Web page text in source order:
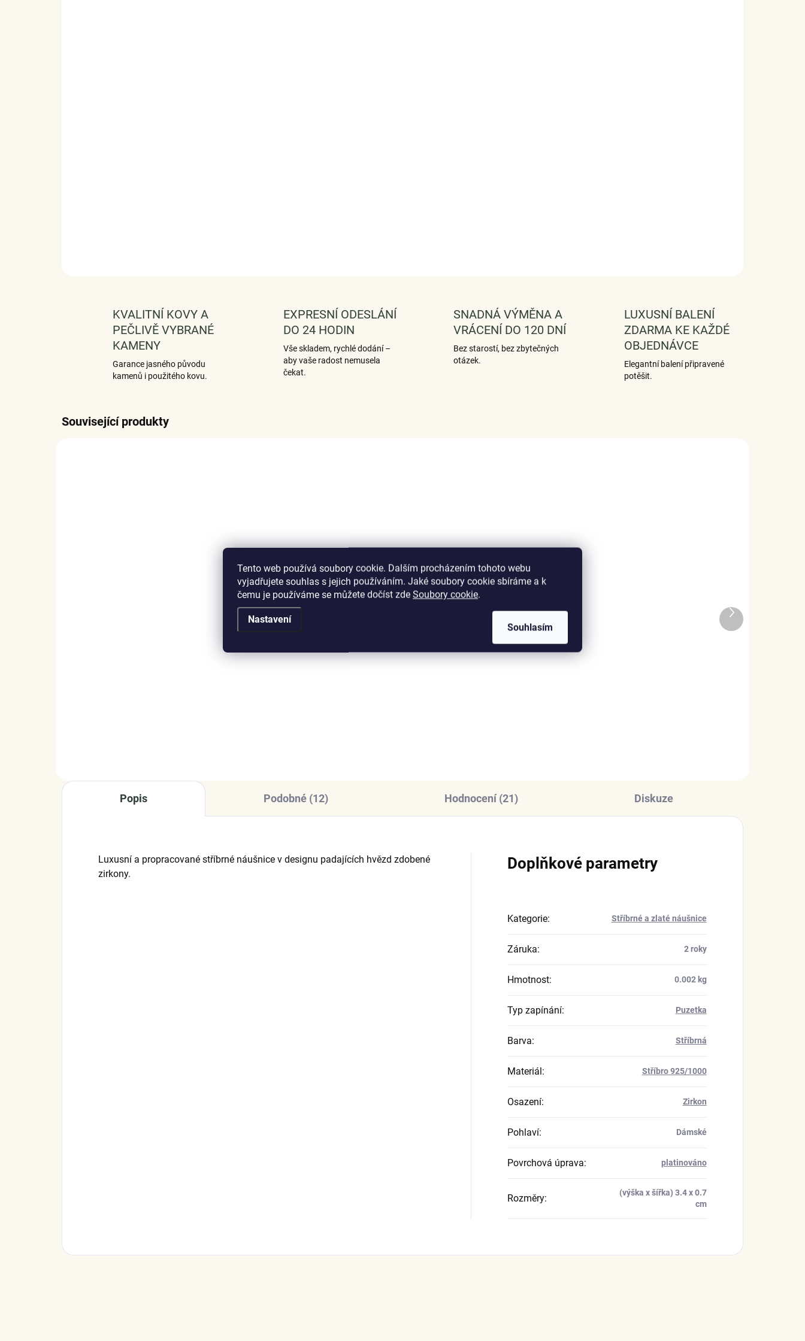
Tento web používá soubory cookie. Dalším procházením tohoto webu
vyjadřujete souhlas s jejich používáním. Jaké soubory cookie sbíráme a k
čemu je používáme se můžete dočíst zde Soubory cookie.
Nastavení
Souhlasím
KVALITNÍ KOVY A
PEČLIVĚ VYBRANÉ
KAMENY
Garance jasného původu
kamenů i použitého kovu.
EXPRESNÍ ODESLÁNÍ
DO 24 HODIN
Vše skladem, rychlé dodání –
aby vaše radost nemusela
čekat.
SNADNÁ VÝMĚNA A
VRÁCENÍ DO 120 DNÍ
Bez starostí, bez zbytečných
otázek.
LUXUSNÍ BALENÍ
ZDARMA KE KAŽDÉ
OBJEDNÁVCE
Elegantní balení připravené
potěšit.
Související produkty
elegance
náhrdelník Hravá kočka
SKLADEM
(>5 KS)
Další
produkt
Popis Podobné (12) Hodnocení (21) Diskuze
Luxusní a propracované stříbrné náušnice v designu padajících hvězd zdobené
zirkony.
Doplňkové parametry
Kategorie: Stříbrné a zlaté náušnice
Záruka: 2 roky
Hmotnost: 0.002 kg
Typ zapínání: Puzetka
Barva: Stříbrná
Materiál : Stříbro 925/1000
Osazení: Zirkon
Pohlaví: Dámské
Povrchová úprava: platinováno
Rozměry:
(výška x šířka) 3.4 x 0.7
cm